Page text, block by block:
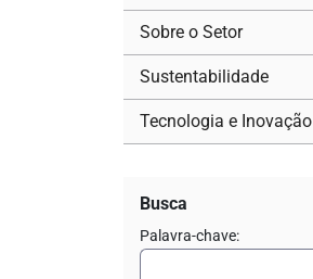
Sobre o Setor
Sustentabilidade
Tecnologia e Inovação
Busca
Palavra-chave: